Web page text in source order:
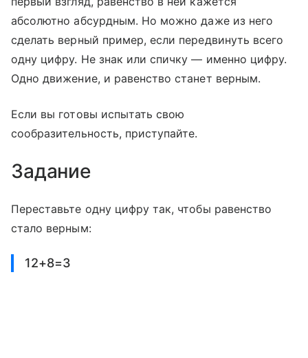
абсолютно абсурдным. Но можно даже из него
сделать верный пример, если передвинуть всего
одну цифру. Не знак или спичку — именно цифру.
Одно движение, и равенство станет верным.
Если вы готовы испытать свою
сообразительность, приступайте.
Задание
Переставьте одну цифру так, чтобы равенство
стало верным:
12+8=3